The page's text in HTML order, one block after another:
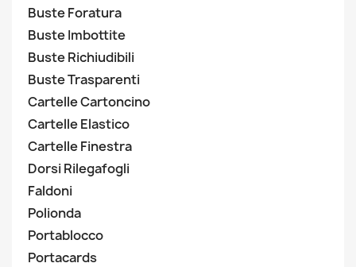
Buste Foratura
Buste Imbottite
Buste Richiudibili
Buste Trasparenti
Cartelle Cartoncino
Cartelle Elastico
Cartelle Finestra
Dorsi Rilegafogli
Faldoni
Polionda
Portablocco
Portacards